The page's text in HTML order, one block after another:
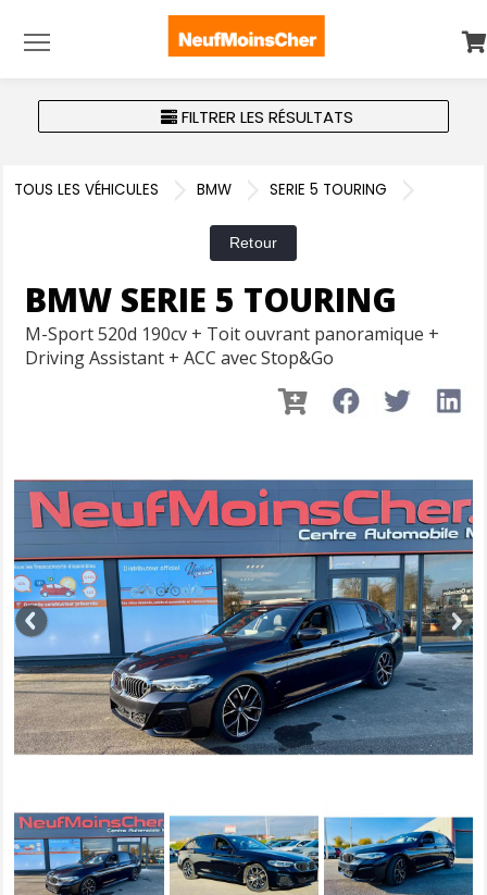
FILTRER LES RÉSULTATS
TOUS LES VÉHICULES BMW SERIE 5 TOURING
BMW SERIE 5 TOURING
M-Sport 520d 190cv + Toit ouvrant panoramique +
Driving Assistant + ACC avec Stop&Go